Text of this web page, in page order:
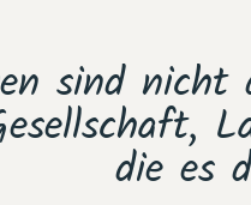
sind nicht
die es